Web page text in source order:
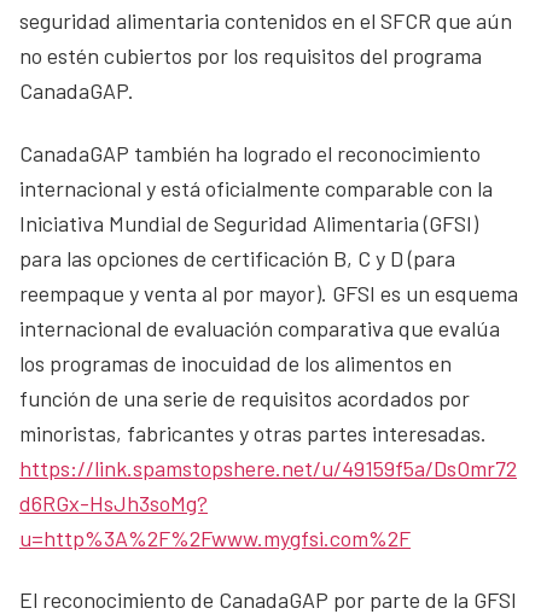
seguridad alimentaria contenidos en el SFCR que aún
no estén cubiertos por los requisitos del programa
CanadaGAP.
CanadaGAP también ha logrado el reconocimiento
internacional y está oficialmente comparable con la
Iniciativa Mundial de Seguridad Alimentaria (GFSI)
para las opciones de certificación B, C y D (para
reempaque y venta al por mayor). GFSI es un esquema
internacional de evaluación comparativa que evalúa
los programas de inocuidad de los alimentos en
función de una serie de requisitos acordados por
minoristas, fabricantes y otras partes interesadas.
https://link.spamstopshere.net/u/49159f5a/DsOmr72
d6RGx-HsJh3soMg?
u=http%3A%2F%2Fwww.mygfsi.com%2F
El reconocimiento de CanadaGAP por parte de la GFSI